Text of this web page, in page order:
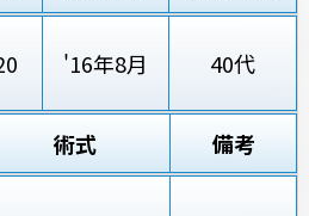
'16年8月 40代
術式 備考